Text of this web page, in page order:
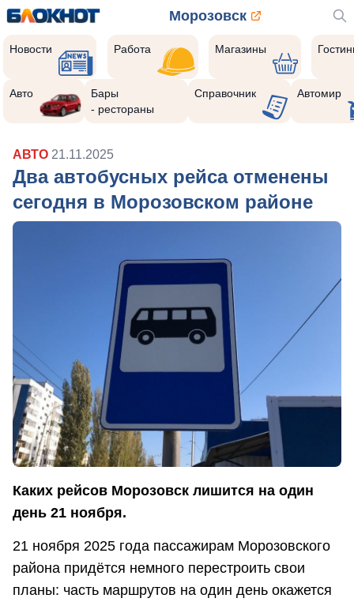
Морозовск
Новости Работа Магазины
Авто
Бары
- рестораны
Справочник Автомир
АВТО 21.11.2025
Два автобусных рейса отменены
сегодня в Морозовском районе
Каких рейсов Морозовск лишится на один
день 21 ноября.
21 ноября 2025 года пассажирам Морозовского
района придётся немного перестроить свои
планы: часть маршрутов на один день окажется